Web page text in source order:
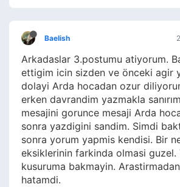
Baelish
Arkadaslar 3.postumu atiyorum.
ettigim icin sizden ve önceki agir
dolayi Arda hocadan ozur
erken davrandim yazmakla
mesajini gorunce mesaji Arda
sonra yazdigini sandim. Simdi
sonra yorum yapmis kendisi. Bir
eksiklerinin farkinda olmasi guzel.
kusuruma bakmayin.
hatamdi.